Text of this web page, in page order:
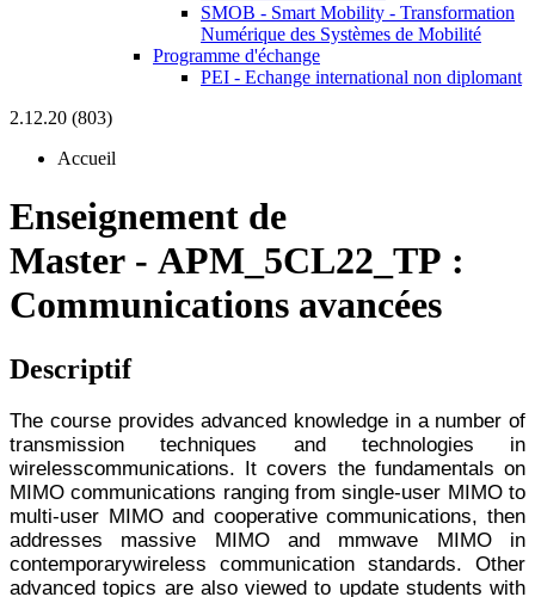
SMOB - Smart Mobility - Transformation
Numérique des Systèmes de Mobilité
Programme d'échange
PEI - Echange international non diplomant
2.12.20 (803)
Accueil
Enseignement de
Master - APM_5CL22_TP :
Communications avancées
Descriptif
The course provides advanced knowledge in a number of
transmission techniques and technologies in
wirelesscommunications. It covers the fundamentals on
MIMO communications ranging from single-user MIMO to
multi-user MIMO and cooperative communications, then
addresses massive MIMO and mmwave MIMO in
contemporarywireless communication standards. Other
advanced topics are also viewed to update students with